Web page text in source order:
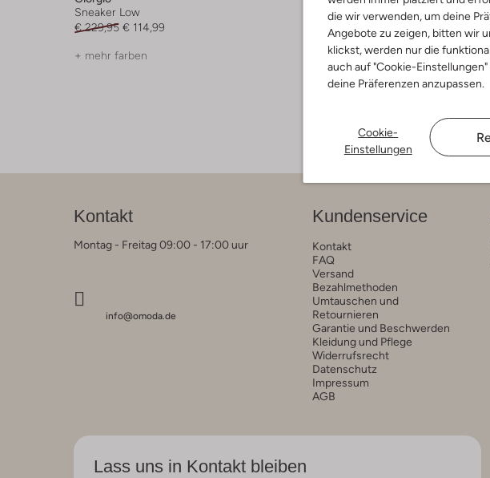
die wir verwenden, um deine
Angebote zu zeigen, bitten wir
klickst, werden nur die
auch auf "Cookie-
deine Präferenzen anzupassen.
Cookie-
Einstellungen
Sneaker Low
€ 229,95 € 114,99
+ mehr farben
Sneaker Low
€ 229,95
€ 114,99
+ mehr farben
Kontakt
Montag - Freitag 09:00 - 17:00 uur
info@omoda.de
Kundenservice
Kontakt
FAQ
Versand
Bezahlmethoden
Umtauschen und
Retournieren
Garantie und Beschwerden
Kleidung und Pflege
Widerrufsrecht
Datenschutz
Impressum
AGB
Lass uns in Kontakt bleiben